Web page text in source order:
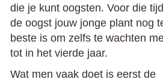
die je kunt oogsten. Voor die
de oogst jouw jonge plant nog
beste is om zelfs te wachten
tot in het vierde jaar.
Wat men vaak doet is eerst de